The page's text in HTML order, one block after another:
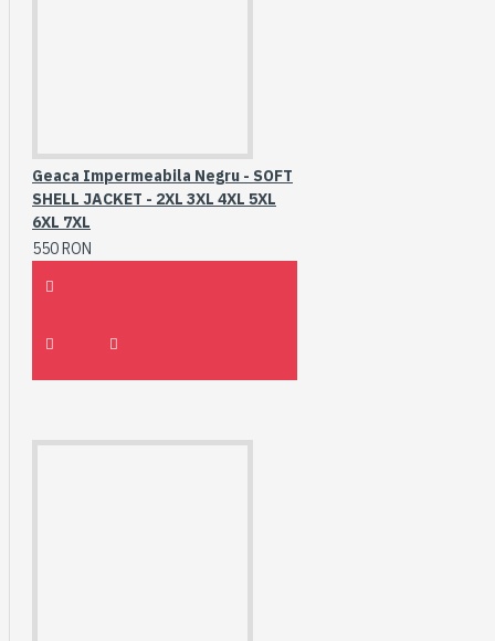
Geaca Impermeabila Negru - SOFT
SHELL JACKET - 2XL 3XL 4XL 5XL
6XL 7XL
550 RON